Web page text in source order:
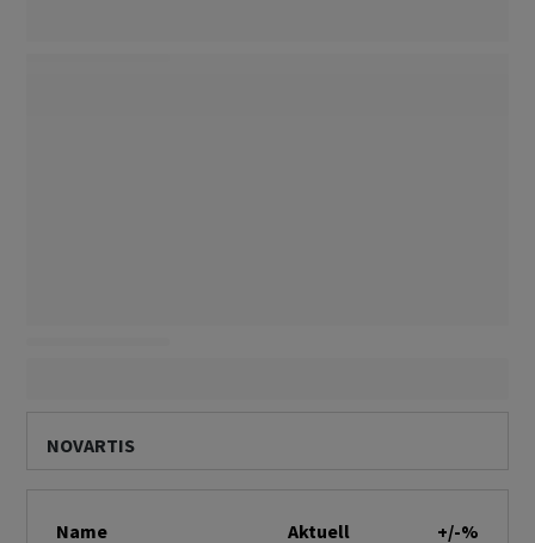
NOVARTIS
Name Aktuell
+/-%